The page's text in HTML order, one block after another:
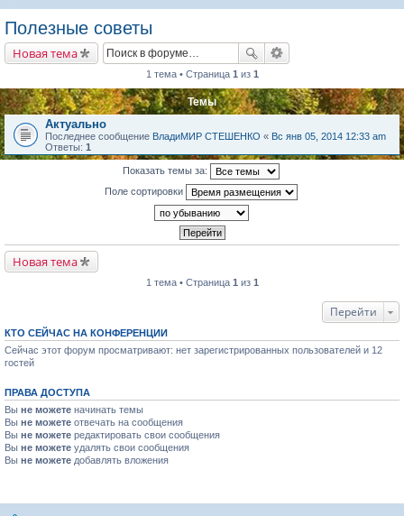
Полезные советы
Новая тема
1 тема • Страница 1 из 1
Темы
Актуально
Последнее сообщение ВладиМИР СТЕШЕНКО « Вс янв 05, 2014 12:33 am
Ответы: 1
Показать темы за:
Поле сортировки
Новая тема
1 тема • Страница 1 из 1
Перейти
КТО СЕЙЧАС НА КОНФЕРЕНЦИИ
Сейчас этот форум просматривают: нет зарегистрированных пользователей и 12
гостей
ПРАВА ДОСТУПА
Вы не можете начинать темы
Вы не можете отвечать на сообщения
Вы не можете редактировать свои сообщения
Вы не можете удалять свои сообщения
Вы не можете добавлять вложения